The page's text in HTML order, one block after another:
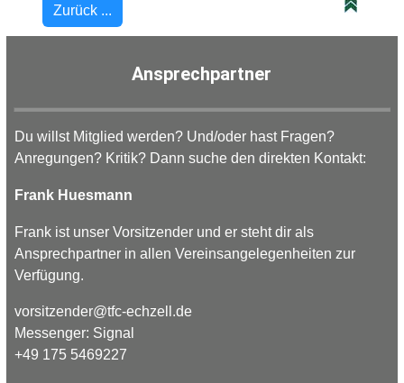
Zurück ...
Ansprechpartner
Du willst Mitglied werden? Und/oder hast Fragen?
Anregungen? Kritik? Dann suche den direkten Kontakt:
Frank Huesmann
Frank ist unser Vorsitzender und er steht dir als
Ansprechpartner in allen Vereinsangelegenheiten zur
Verfügung.
vorsitzender@tfc-echzell.de
Messenger: Signal
+49 175 5469227